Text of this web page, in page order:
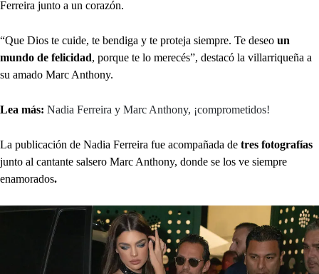
Ferreira junto a un corazón.
“Que Dios te cuide, te bendiga y te proteja siempre. Te deseo un
mundo de felicidad, porque te lo merecés”, destacó la villarriqueña a
su amado Marc Anthony.
Lea más: Nadia Ferreira y Marc Anthony, ¡comprometidos!
La publicación de Nadia Ferreira fue acompañada de tres fotografías
junto al cantante salsero Marc Anthony, donde se los ve siempre
enamorados.